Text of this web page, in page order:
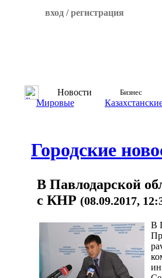
вход / регистрация
Новости Бизнес
Мировые
Городские
В Павлодарской
с КНР (08.09.2017,
В